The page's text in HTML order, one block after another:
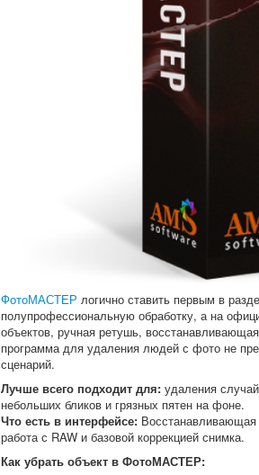
ФотоМАСТЕР логично ставить первым в
полупрофессиональную обработку, а на
объектов, ручная ретушь,
программа для удаления людей с фото не
сценарий.
Лучше всего подходит для: удаления
небольших бликов и грязных пятен на фоне.
Что есть в интерфейсе:
работа с RAW и базовой коррекцией снимка.
Как убрать объект в ФотоМАСТЕР: